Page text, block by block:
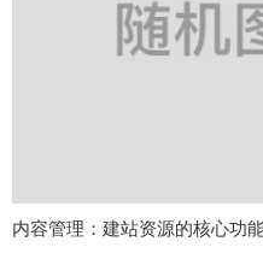
内容管理：建站资源的核心功